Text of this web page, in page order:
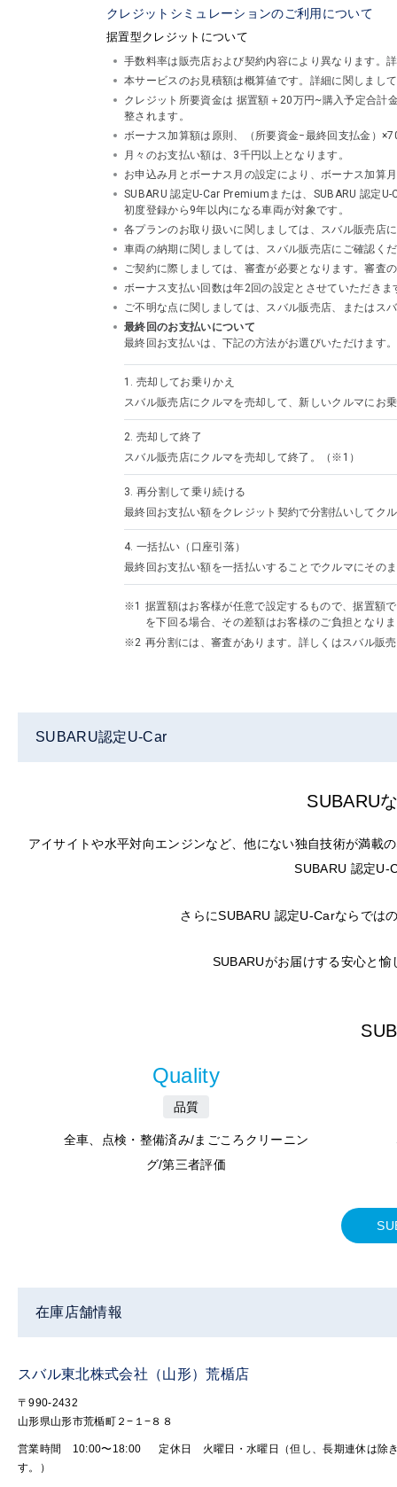
クレジットシミュレーションのご利用について
据置型クレジットについて
手数料率は販売店および契約内容により異なります。
本サービスのお見積額は概算値です。詳細に関しまし
クレジット所要資金は 据置額＋20万円~購入予定合計
整されます。
ボーナス加算額は原則、（所要資金−最終回支払金）
月々のお支払い額は、3千円以上となります。
お申込み月とボーナス月の設定により、ボーナス加算
SUBARU 認定U-Car Premiumまたは、SUBARU 認定
初度登録から9年以内になる車両が対象です。
各プランのお取り扱いに関しましては、スバル販売店
車両の納期に関しましては、スバル販売店にご確認く
ご契約に際しましては、審査が必要となります。審査
ボーナス支払い回数は年2回の設定とさせていただきま
ご不明な点に関しましては、スバル販売店、またはス
最終回のお支払いについて
最終回お支払いは、下記の方法がお選びいただけます。
1. 売却してお乗りかえ
スバル販売店にクルマを売却して、新しいクルマにお
2. 売却して終了
スバル販売店にクルマを売却して終了。（※1）
3. 再分割して乗り続ける
最終回お支払い額をクレジット契約で分割払いしてク
4. 一括払い（口座引落）
最終回お支払い額を一括払いすることでクルマにその
据置額はお客様が任意で設定するもので、据置額
を下回る場合、その差額はお客様のご負担となり
再分割には、審査があります。詳しくはスバル販
SUBARU認定U-Car
SUBARU
アイサイトや水平対向エンジンなど、他にない独自技術が満載
SUBARU 認定U-
さらにSUBARU 認定U-Carならでは
SUBARUがお届けする安心と
Quality
品質
全車、点検・整備済み/まごころクリーニン
グ/第三者評価
在庫店舗情報
スバル東北株式会社（山形）荒楯店
〒990-2432
山形県山形市荒楯町２−１−８８
営業時間 10:00〜18:00
定休日 火曜日・水曜日（但し、長期連休は除
す。）